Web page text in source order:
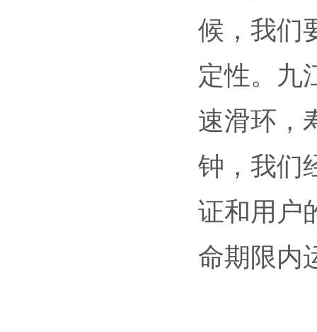
候，我们
定性。九
速滑环，
钟，我们
证和用户
命期限内